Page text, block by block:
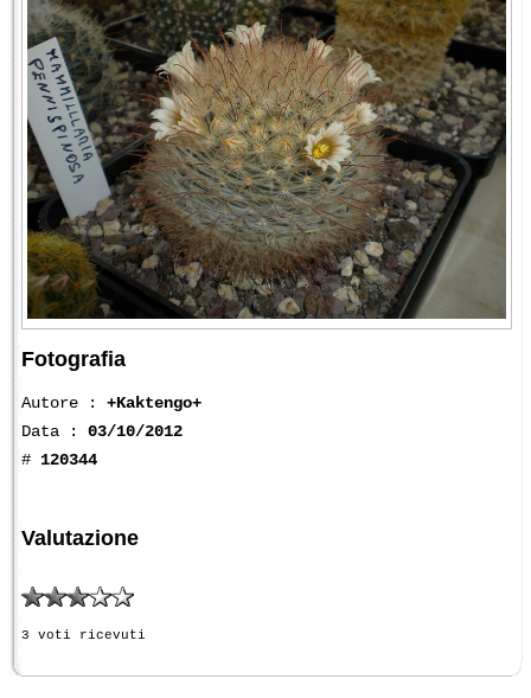
Fotografia
Autore : +Kaktengo+
Data : 03/10/2012
# 120344
Valutazione
3 voti ricevuti